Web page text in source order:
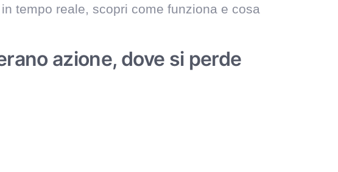
tempo reale, scopri come funziona e cosa
azione, dove si perde